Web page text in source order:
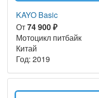
KAYO Basic
От74 900 ₽
Мотоцикл питбайк
Китай
Год: 2019